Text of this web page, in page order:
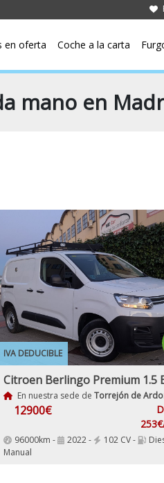
en oferta Coche a la carta
mano en
IVA DEDUCIBLE
En nuestra sede deTorrejón de
12900€
96000km - 2022 - 102 CV -
Manual